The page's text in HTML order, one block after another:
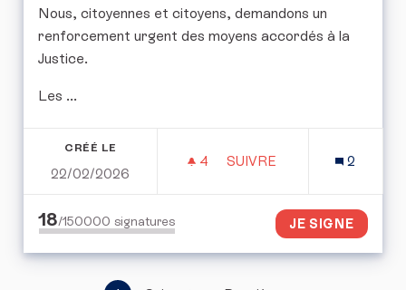
Nous, citoyennes et citoyens, demandons un
renforcement urgent des moyens accordés à la
Justice.
Les ...
CRÉÉ LE
22/02/2026
4 4 ABONNÉS
SUIVRE
2
18/150000 signatures JE SIGNE